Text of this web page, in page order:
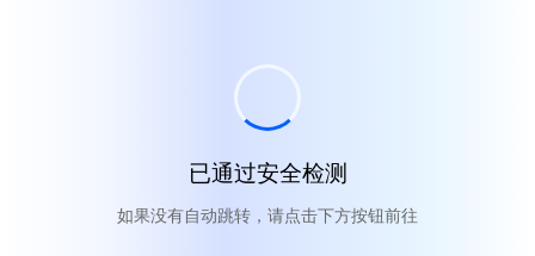
已通过安全检测
如果没有自动跳转，请点击下方按钮前往